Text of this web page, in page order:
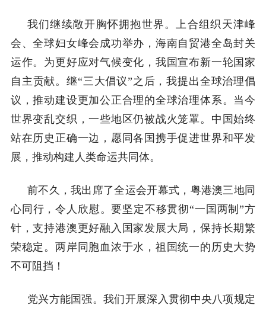
我们继续敞开胸怀拥抱世界。上合组织天津峰
会、全球妇女峰会成功举办，海南自贸港全岛封关
运作。为更好应对气候变化，我国宣布新一轮国家
自主贡献。继“三大倡议”之后，我提出全球治理倡
议，推动建设更加公正合理的全球治理体系。当今
世界变乱交织，一些地区仍被战火笼罩。中国始终
站在历史正确一边，愿同各国携手促进世界和平发
展，推动构建人类命运共同体。
前不久，我出席了全运会开幕式，粤港澳三地同
心同行，令人欣慰。要坚定不移贯彻“一国两制”方
针，支持港澳更好融入国家发展大局，保持长期繁
荣稳定。两岸同胞血浓于水，祖国统一的历史大势
不可阻挡！
党兴方能国强。我们开展深入贯彻中央八项规定